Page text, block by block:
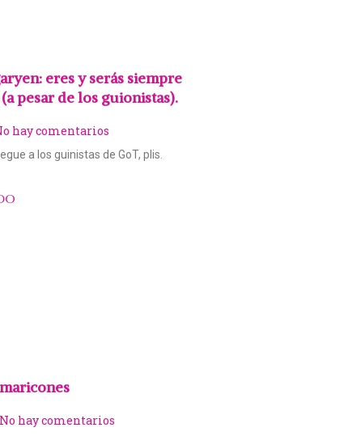
eres y serás siempre
pesar de los guionistas).
hay comentarios
a los guinistas de GoT, plis.
hay comentarios